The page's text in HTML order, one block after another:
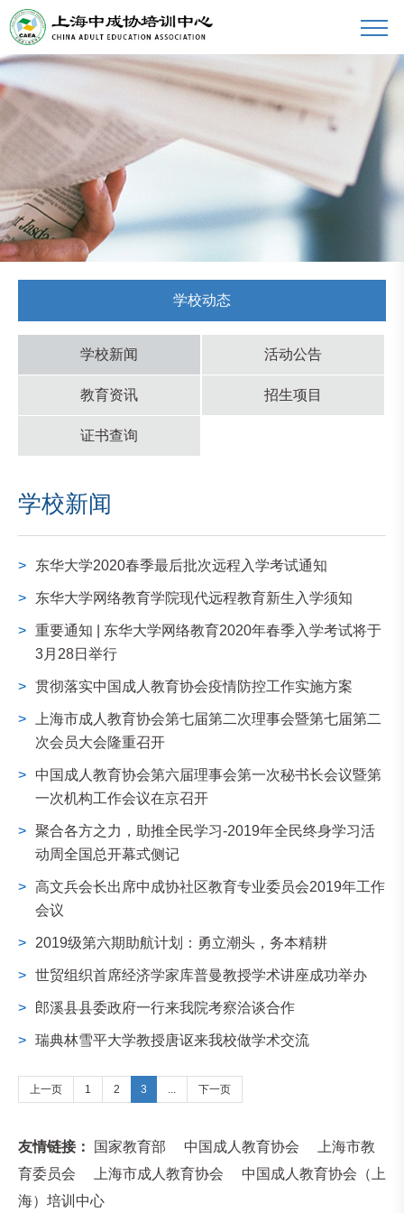
学校动态
学校新闻 活动公告
教育资讯 招生项目
证书查询
学校新闻
> 东华大学2020春季最后批次远程入学考试通知
> 东华大学网络教育学院现代远程教育新生入学须知
> 重要通知 | 东华大学网络教育2020年春季入学考试将于
3月28日举行
> 贯彻落实中国成人教育协会疫情防控工作实施方案
>
上海市成人教育协会第七届第二次理事会暨第七届第二
次会员大会隆重召开
>
中国成人教育协会第六届理事会第一次秘书长会议暨第
一次机构工作会议在京召开
> 聚合各方之力，助推全民学习-2019年全民终身学习活
动周全国总开幕式侧记
> 高文兵会长出席中成协社区教育专业委员会2019年工作
会议
> 2019级第六期助航计划：勇立潮头，务本精耕
> 世贸组织首席经济学家库普曼教授学术讲座成功举办
> 郎溪县县委政府一行来我院考察洽谈合作
> 瑞典林雪平大学教授唐讴来我校做学术交流
上一页 1 2 3 ... 下一页
友情链接： 国家教育部 中国成人教育协会
上海市教
育委员会
上海市成人教育协会
中国成人教育协会（上
海）培训中心